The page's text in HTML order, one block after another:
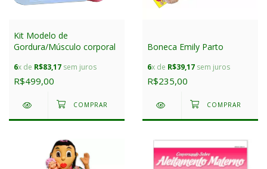
Kit Modelo de
Gordura/Músculo corporal
6x de R$83,17 sem juros
R$499,00
Boneca Emily Parto
6x de R$39,17 sem juros
R$235,00